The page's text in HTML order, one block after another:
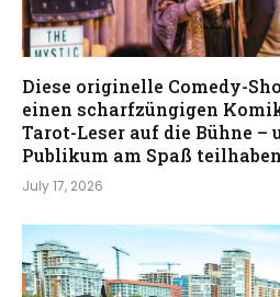
Diese originelle Comedy-
einen scharfzüngigen
Tarot-Leser auf die Bühne –
Publikum am Spaß teilhaben
July 17, 2026